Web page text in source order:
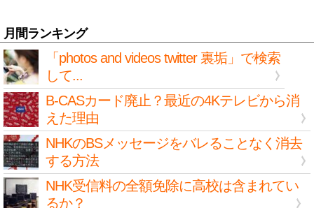
月間ランキング
「photos and videos twitter 裏垢」で検索
して...
B-CASカード廃止？最近の4Kテレビから消
えた理由
NHKのBSメッセージをバレることなく消去
する方法
NHK受信料の全額免除に高校は含まれてい
るか？